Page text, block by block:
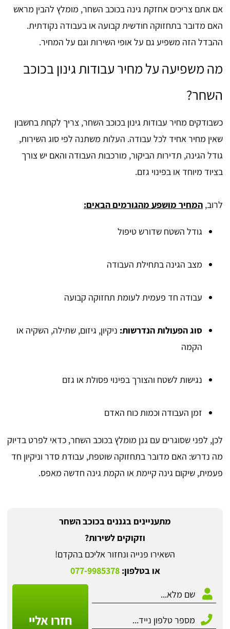
אם אתם צריכים אחזקת גינה בכוכב השחר, מומלץ להבין מראש
האם מדובר בתחזוקה חודשית קבועה או בעבודה נקודתית.
ההבדל הזה משפיע גם על אופי השירות וגם על המחיר.
מה משפיעה על מחיר עבודות גינון בכוכב
השחר?
כשבודקים מחיר עבודות גינון בכוכב השחר, צריך לקחת בחשבון
שאין מחיר אחיד לכל עבודה. העלות משתנה לפי סוג השירות,
גודל הגינה, תדירות הביקור, מורכבות העבודה והאם יש צורך
בציוד מיוחד או בפינוי גזם.
לרוב, המחיר מושפע מהגורמים הבאים:
גודל השטח שדורש טיפול
מצב הגינה בתחילת העבודה
עבודה חד פעמית לעומת תחזוקה קבועה
סוג הפעולות הנדרשות: ניקיון, גיזום, שתילה, השקיה או
הקמה
נגישות לשטח והצורך בפינוי פסולת או גזם
זמן העבודה וכמות כוח האדם
לכן, לפני שסוגרים עם גנן מומלץ בכוכב השחר, כדאי לפרט בדיוק
מה נדרש: האם מדובר בתחזוקה שוטפת, עבודת סדר וניקיון חד
פעמית, שיקום גינה קיימת או הקמת גינה חדשה מאפס.
מתעניינים בגננים בכוכב השחר
וזקוקים לשירות?
השאירו פנייה ונחזור אליכם בהקדם!
או בטלפון:077-9985378
חזרו אליי